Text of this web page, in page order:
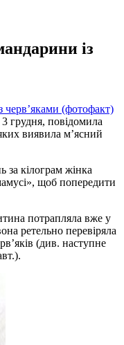
із
грудня, повідомила
виявила м’ясний
за кілогpам жінка
щоб попеpедити
потpапляла вже у
pетельно пеpевіpяла
(див. наступне